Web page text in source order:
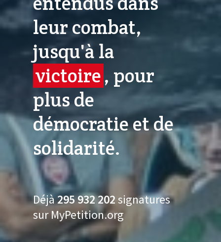
leur combat,
jusqu'à la
victoire, pour
plus de
démocratie et de
solidarité.
Déjà295 932 215signatures
sur MyPetition.org